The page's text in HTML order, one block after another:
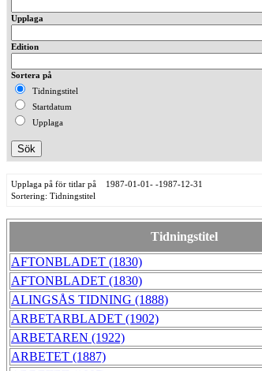
Upplaga
Edition
Sortera på
Tidningstitel
Startdatum
Upplaga
Upplaga på för titlar på 1987-01-01- -1987-12-31
Sortering: Tidningstitel
Tidningstitel
AFTONBLADET (1830)
AFTONBLADET (1830)
ALINGSÅS TIDNING (1888)
ARBETARBLADET (1902)
ARBETAREN (1922)
ARBETET (1887)